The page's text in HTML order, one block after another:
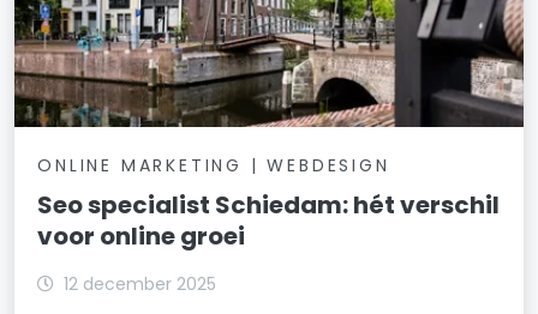
ONLINE MARKETING | WEBDESIGN
Seo specialist Schiedam: hét verschil
voor online groei
12 december 2025